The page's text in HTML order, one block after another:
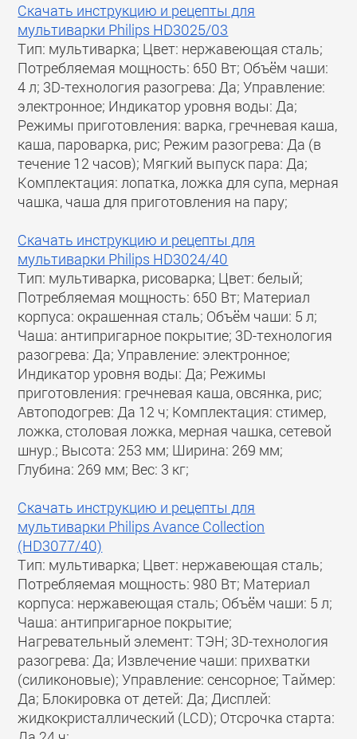
Скачать инструкцию и рецепты для
мультиварки Philips HD3025/03
Тип: мультиварка; Цвет: нержавеющая сталь;
Потребляемая мощность: 650 Вт; Объём чаши:
4 л; 3D-технология разогрева: Да; Управление:
электронное; Индикатор уровня воды: Да;
Режимы приготовления: варка, гречневая каша,
каша, пароварка, рис; Режим разогрева: Да (в
течение 12 часов); Мягкий выпуск пара: Да;
Комплектация: лопатка, ложка для супа, мерная
чашка, чаша для приготовления на пару;
Скачать инструкцию и рецепты для
мультиварки Philips HD3024/40
Тип: мультиварка, рисоварка; Цвет: белый;
Потребляемая мощность: 650 Вт; Материал
корпуса: окрашенная сталь; Объём чаши: 5 л;
Чаша: антипригарное покрытие; 3D-технология
разогрева: Да; Управление: электронное;
Индикатор уровня воды: Да; Режимы
приготовления: гречневая каша, овсянка, рис;
Автоподогрев: Да 12 ч; Комплектация: стимер,
ложка, столовая ложка, мерная чашка, сетевой
шнур.; Высота: 253 мм; Ширина: 269 мм;
Глубина: 269 мм; Вес: 3 кг;
Скачать инструкцию и рецепты для
мультиварки Philips Avance Collection
(HD3077/40)
Тип: мультиварка; Цвет: нержавеющая сталь;
Потребляемая мощность: 980 Вт; Материал
корпуса: нержавеющая сталь; Объём чаши: 5 л;
Чаша: антипригарное покрытие;
Нагревательный элемент: ТЭН; 3D-технология
разогрева: Да; Извлечение чаши: прихватки
(силиконовые); Управление: сенсорное; Таймер:
Да; Блокировка от детей: Да; Дисплей:
жидкокристаллический (LCD); Отсрочка старта: